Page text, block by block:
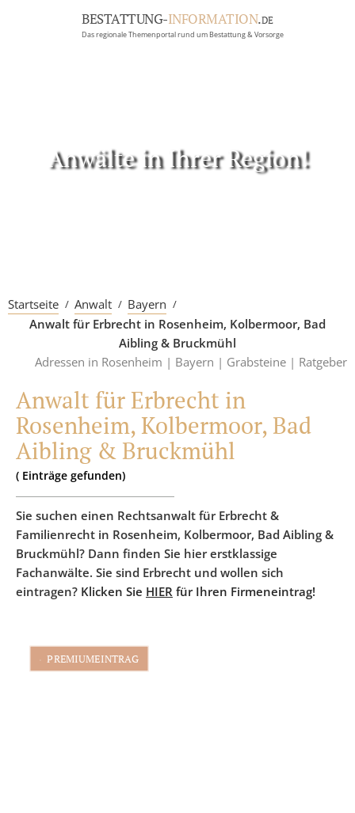
BESTATTUNG-INFORMATION.DE
Das regionale Themenportal rund um Bestattung & Vorsorge
Anwälte in Ihrer Region!
Startseite Anwalt
Bayern
Anwalt für Erbrecht in Rosenheim, Kolbermoor, Bad
Aibling & Bruckmühl
Adressen in Rosenheim | Bayern | Grabsteine | Ratgeber
Anwalt für Erbrecht in
Rosenheim, Kolbermoor, Bad
Aibling & Bruckmühl
( Einträge gefunden)
Sie suchen einen Rechtsanwalt für Erbrecht &
Familienrecht in Rosenheim, Kolbermoor, Bad Aibling &
Bruckmühl? Dann finden Sie hier erstklassige
Fachanwälte. Sie sind Erbrecht und wollen sich
eintragen? Klicken Sie HIER für Ihren Firmeneintrag!
PREMIUMEINTRAG